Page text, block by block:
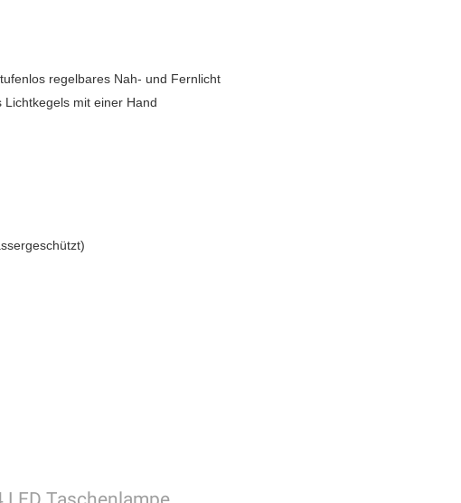
regelbares Nah- und Fernlicht
mit einer Hand